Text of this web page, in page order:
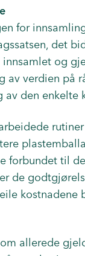
for
det
og
av verdien på
av den enkelte
forbundet til
de
allerede